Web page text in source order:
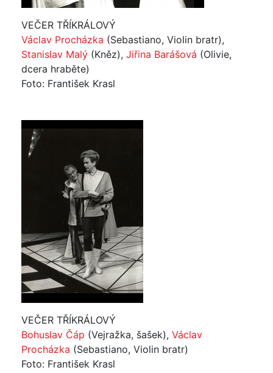
VEČER TŘÍKRÁLOVÝ
Václav Procházka (Sebastiano, Violin bratr),
Stanislav Malý (Kněz), Jiřina Barášová (Olivie,
dcera hraběte)
Foto: František Krasl
VEČER TŘÍKRÁLOVÝ
Bohuslav Čáp (Vejražka, šašek), Václav
Procházka (Sebastiano, Violin bratr)
Foto: František Krasl